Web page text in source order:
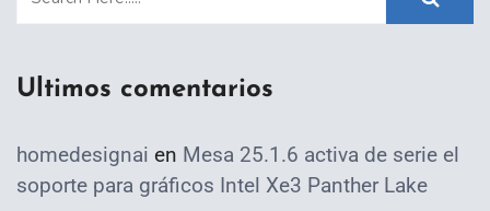
Ultimos comentarios
homedesignai en Mesa 25.1.6 activa de serie el
soporte para gráficos Intel Xe3 Panther Lake